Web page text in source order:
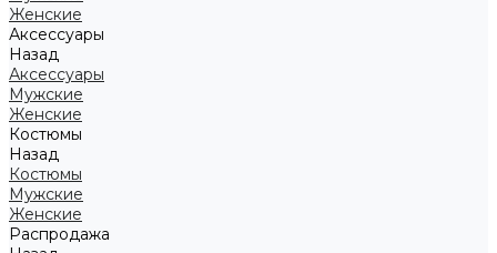
Женские
Аксессуары
Назад
Аксессуары
Мужские
Женские
Костюмы
Назад
Костюмы
Мужские
Женские
Распродажа